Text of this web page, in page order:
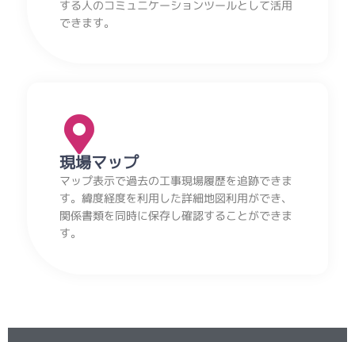
する人のコミュニケーションツールとして活用
できます。
現場マップ
マップ表示で過去の工事現場履歴を追跡できま
す。緯度経度を利用した詳細地図利用ができ、
関係書類を同時に保存し確認することができま
す。